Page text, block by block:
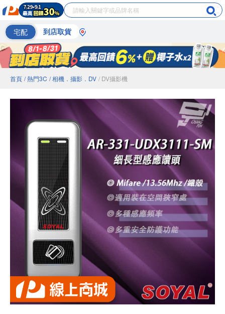
宅配 到店取貨
首頁 / 熱門3C / 相機．攝影．DV / DV攝影機